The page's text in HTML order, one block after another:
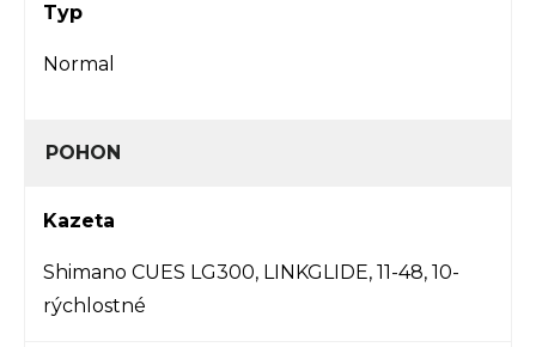
Typ
Normal
POHON
Kazeta
Shimano CUES LG300, LINKGLIDE, 11-48, 10-
rýchlostné